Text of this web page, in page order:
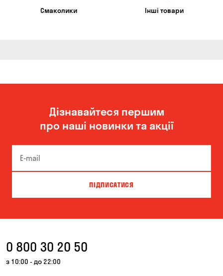
Смаколики Інші товари
Дізнавайтеся першим
про наші новинки та акції
ПІДПИСАТИСЯ
0 800 30 20 50
з 10:00 - до 22:00